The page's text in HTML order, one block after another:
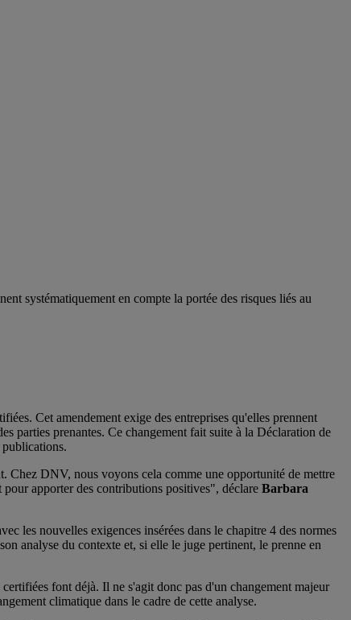
systématiquement en compte la portée des risques liés au
Cet amendement exige des entreprises qu'elles prennent
parties prenantes. Ce changement fait suite à la Déclaration de
Chez DNV, nous voyons cela comme une opportunité de mettre
pour apporter des contributions positives", déclare Barbara
les nouvelles exigences insérées dans le chapitre 4 des normes
analyse du contexte et, si elle le juge pertinent, le prenne en
font déjà. Il ne s'agit donc pas d'un changement majeur
climatique dans le cadre de cette analyse.